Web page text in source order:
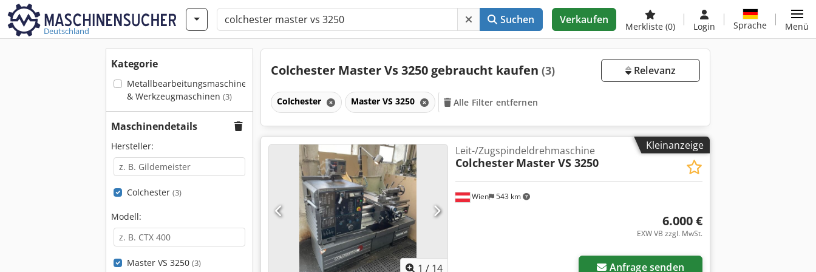
Deutschland
Suchen Verkaufen
Merkliste (0) Login Sprache Menü
Kategorie
Metallbearbeitungsmaschinen
& Werkzeugmaschinen (3)
Maschinendetails
Hersteller:
Colchester (3)
Modell:
Master VS 3250 (3)
Colchester Master Vs 3250 gebraucht kaufen (3) Relevanz
Colchester Master VS 3250 Alle Filter entfernen
Kleinanzeige
1 / 14
Wien 543 km
Leit-/Zugspindeldrehmaschine
Colchester Master VS 3250
6.000 €
EXW VB zzgl. MwSt.
Anfrage senden